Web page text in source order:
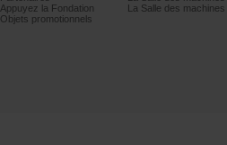
AppuyezlaFondation
Objetspromotionnels